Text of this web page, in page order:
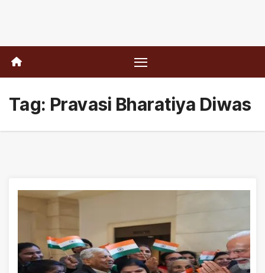
Tag: Pravasi Bharatiya Diwas